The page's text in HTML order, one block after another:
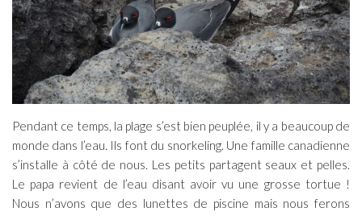
Pendant ce temps, la plage s’est bien peuplée, il y a beaucoup de
monde dans l’eau. Ils font du snorkeling. Une famille canadienne
s’installe à côté de nous. Les petits partagent seaux et pelles.
Le papa revient de l’eau disant avoir vu une grosse tortue !
Nous n’avons que des lunettes de piscine mais nous ferons